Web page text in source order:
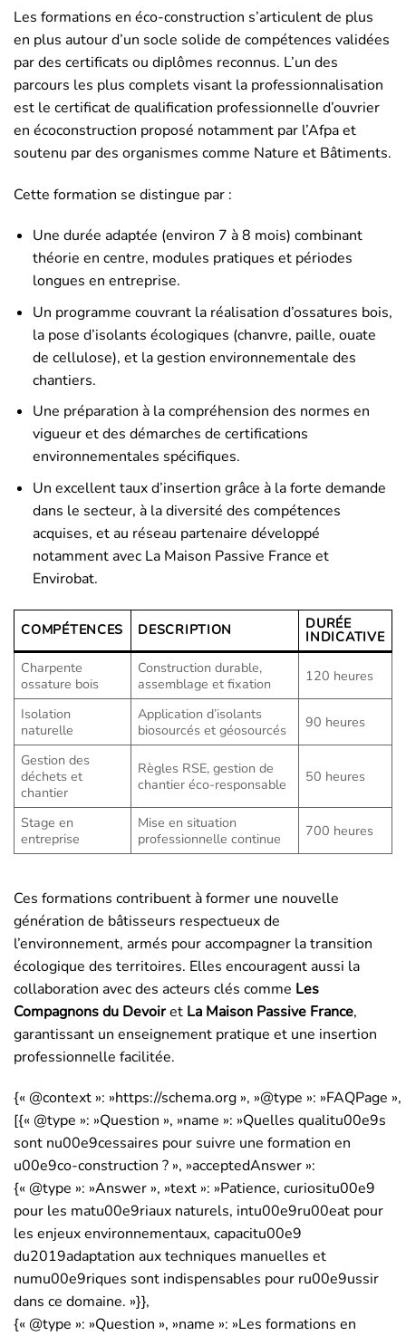
Les formations en éco-construction s’articulent de plus
en plus autour d’un socle solide de compétences validées
par des certificats ou diplômes reconnus. L’un des
parcours les plus complets visant la professionnalisation
est le certificat de qualification professionnelle d’ouvrier
en écoconstruction proposé notamment par l’Afpa et
soutenu par des organismes comme Nature et Bâtiments.
Cette formation se distingue par :
Une durée adaptée (environ 7 à 8 mois) combinant
théorie en centre, modules pratiques et périodes
longues en entreprise.
Un programme couvrant la réalisation d’ossatures bois,
la pose d’isolants écologiques (chanvre, paille, ouate
de cellulose), et la gestion environnementale des
chantiers.
Une préparation à la compréhension des normes en
vigueur et des démarches de certifications
environnementales spécifiques.
Un excellent taux d’insertion grâce à la forte demande
dans le secteur, à la diversité des compétences
acquises, et au réseau partenaire développé
notamment avec La Maison Passive France et
Envirobat.
COMPÉTENCES DESCRIPTION DURÉE
INDICATIVE
Charpente
ossature bois
Construction durable,
assemblage et fixation
120 heures
Isolation
naturelle
Application d’isolants
biosourcés et géosourcés
90 heures
Gestion des
déchets et
chantier
Règles RSE, gestion de
chantier éco-responsable
50 heures
Stage en
entreprise
Mise en situation
professionnelle continue
700 heures
Ces formations contribuent à former une nouvelle
génération de bâtisseurs respectueux de
l’environnement, armés pour accompagner la transition
écologique des territoires. Elles encouragent aussi la
collaboration avec des acteurs clés comme Les
Compagnons du Devoiret La Maison Passive France,
garantissant un enseignement pratique et une insertion
professionnelle facilitée.
{« @context »: »https://schema.org », »@type »: »FAQPage
[{« @type »: »Question », »name »: »Quelles qualitu00e9s
sont nu00e9cessaires pour suivre une formation en
u00e9co-construction ? », »acceptedAnswer »:
{« @type »: »Answer », »text »: »Patience, curiositu00e9
pour les matu00e9riaux naturels, intu00e9ru00eat pour
les enjeux environnementaux, capacitu00e9
du2019adaptation aux techniques manuelles et
numu00e9riques sont indispensables pour ru00e9ussir
dans ce domaine. »}},
{« @type »: »Question », »name »: »Les formations en